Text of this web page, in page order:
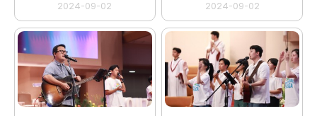
2024-09-02 2024-09-02